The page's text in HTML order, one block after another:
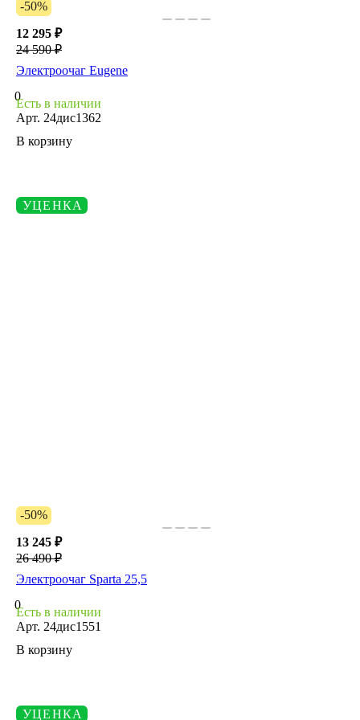
-50%
12 295 ₽
24 590 ₽
Электроочаг Eugene
0
Есть в наличии
Арт. 24дис1362
В корзину
УЦЕНКА
-50%
13 245 ₽
26 490 ₽
Электроочаг Sparta 25,5
0
Есть в наличии
Арт. 24дис1551
В корзину
УЦЕНКА